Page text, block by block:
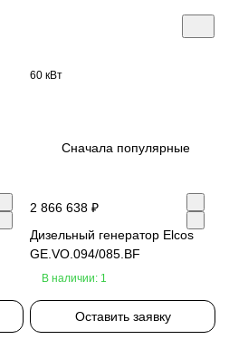
60 кВт
Сначала популярные
2 866 638 ₽
Дизельный генератор Elcos
GE.VO.094/085.BF
В наличии: 1
Оставить заявку